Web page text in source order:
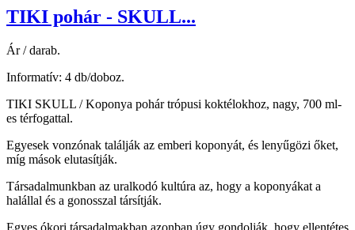
TIKI pohár - SKULL...
Ár / darab.
Informatív: 4 db/doboz.
TIKI SKULL / Koponya pohár trópusi koktélokhoz, nagy, 700 ml-
es térfogattal.
Egyesek vonzónak találják az emberi koponyát, és lenyűgözi őket,
míg mások elutasítják.
Társadalmunkban az uralkodó kultúra az, hogy a koponyákat a
halállal és a gonosszal társítják.
Egyes ókori társadalmakban azonban úgy gondolják, hogy ellentétes